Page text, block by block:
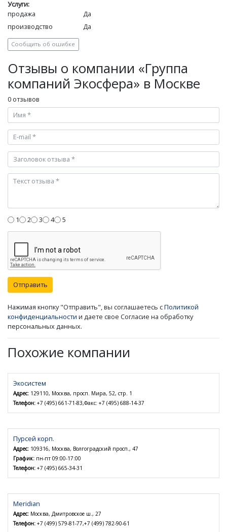
Услуги:
продажа
Да
производство
Да
Сообщить об ошибке
Отзывы о компании «Группа
компаний Экосфера» в Москве
0 отзывов
1 2 3 4 5
Отправить
Нажимая кнопку "Отправить", вы соглашаетесь сПолитикой
конфиденциальности и даете свое Согласие на обработку
персональных данных.
Похожие компании
Экосистем
Адрес: 129110, Москва, просп. Мира, 52, стр. 1
Телефон: +7 (495) 661-71-83,Факс: +7 (495) 688-14-37
Пурсей корп.
Адрес: 109316, Москва, Волгоградский просп., 47
График: пн-пт 09:00-17:00
Телефон: +7 (495) 665-34-31
Meridian
Адрес: Москва, Дмитровское ш., 27
Телефон: +7 (499) 579-81-77,+7 (499) 782-90-61